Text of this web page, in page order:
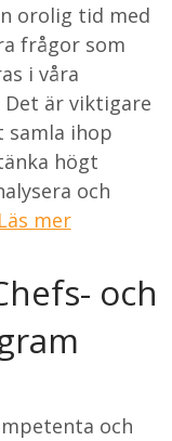
orolig tid med
frågor som
i våra
är viktigare
samla ihop
högt
och
Läs mer
och
och